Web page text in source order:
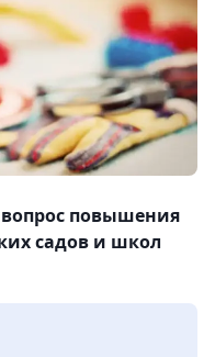
вопрос повышения
садов и школ